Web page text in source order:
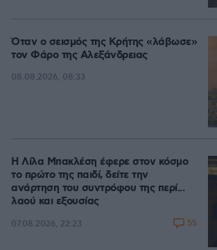
Όταν ο σεισμός της Κρήτης «λάβωσε»
τον Φάρο της Αλεξάνδρειας
08.08.2026, 08:33
Η Λίλα Μπακλέση έφερε στον κόσμο
το πρώτο της παιδί, δείτε την
ανάρτηση του συντρόφου της περί...
λαού και εξουσίας
07.08.2026, 22:23 55